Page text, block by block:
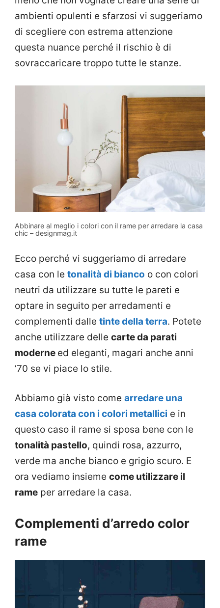
ambienti opulenti e sfarzosi vi suggeriamo
di scegliere con estrema attenzione
questa nuance perché il rischio è di
sovraccaricare troppo tutte le stanze.
Abbinare al meglio i colori con il rame per arredare la casa
chic – designmag.it
Ecco perché vi suggeriamo di arredare
casa con le tonalità di bianco o con colori
neutri da utilizzare su tutte le pareti e
optare in seguito per arredamenti e
complementi dalle tinte della terra. Potete
anche utilizzare delle carte da parati
moderne ed eleganti, magari anche anni
’70 se vi piace lo stile.
Abbiamo già visto come arredare una
casa colorata con i colori metallici e in
questo caso il rame si sposa bene con le
tonalità pastello, quindi rosa, azzurro,
verde ma anche bianco e grigio scuro. E
ora vediamo insieme come utilizzare il
rame per arredare la casa.
Complementi d’arredo color
rame